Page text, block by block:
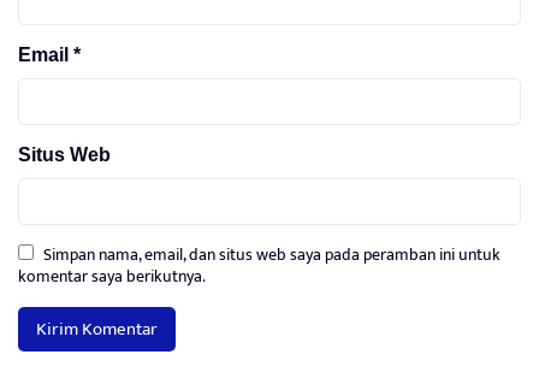
Email *
Situs Web
Simpan nama, email, dan situs web saya pada peramban ini untuk
komentar saya berikutnya.